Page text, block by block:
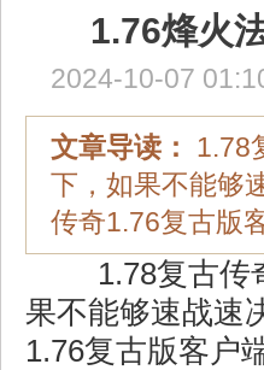
1.76烽火
2024-10-07
文章导读：
1.78
下，如果不能够
传奇1.76复古版
1.78复古传
果不能够速战速
1.76复古版客户